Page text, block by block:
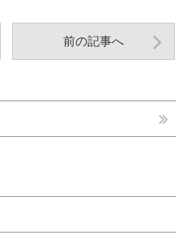
前の記事へ